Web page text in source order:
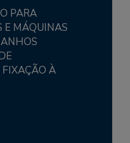
E MÁQUINAS
À